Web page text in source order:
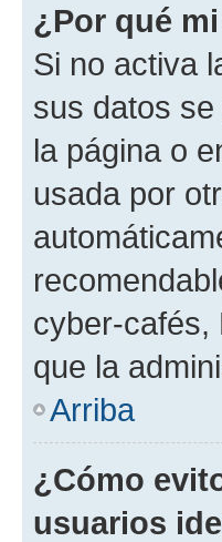
¿Por qué
Si no activa
sus datos
la página o
usada por
cyber-cafés,
que la
Arriba
¿Cómo
usuarios